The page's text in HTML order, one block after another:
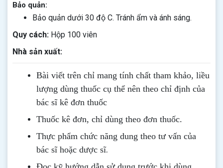
Bảo quản:
Bảo quản dưới 30 độ C. Tránh ẩm và ánh sáng.
Quy cách: Hộp 100 viên
Nhà sản xuất:
Bài viết trên chỉ mang tính chất tham khảo, liều
lượng dùng thuốc cụ thể nên theo chỉ định của
bác sĩ kê đơn thuốc
Thuốc kê đơn, chỉ dùng theo đơn thuốc.
Thực phẩm chức năng dung theo tư vấn của
bác sĩ hoặc dược sĩ.